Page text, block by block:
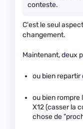
conteste.
C'est le seul
changement.
Maintenant, deux
ou bien repartir
ou bien rompre
X12 (casser la
chose de